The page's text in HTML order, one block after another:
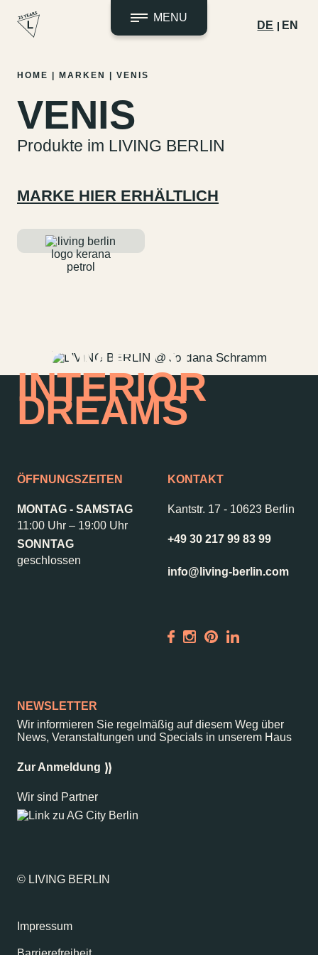
Zum
springen
MENU
DE EN
Kontakt
ALICE Rooftop &
Garden
–
HOME MARKEN VENIS
VENIS
Produkte im LIVING BERLIN
MARKE HIER ERHÄLTLICH
HOME OF
INTERIOR
DREAMS
ÖFFNUNGSZEITEN
MONTAG - SAMSTAG
11:00 Uhr – 19:00 Uhr
SONNTAG
geschlossen
KONTAKT
Kantstr. 17 - 10623 Berlin
+49 30 217 99 83 99
info@living-berlin.com
NEWSLETTER
Wir informieren Sie regelmäßig auf diesem Weg über
News, Veranstaltungen und Specials in unserem Haus
Zur Anmeldung
Wir sind Partner
© LIVING BERLIN
Impressum